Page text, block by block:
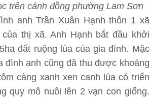
trên cánh đồng phường Lam Sơn
anh Trần Xuân Hạnh thôn 1 xã
thị xã. Anh Hạnh bắt đầu khởi
đất ruộng lúa của gia đình. Mặc
đình anh cũng đã thu được khoảng
càng xanh xen canh lúa có triển
quy mô nuôi lên 2 vạn con giống.